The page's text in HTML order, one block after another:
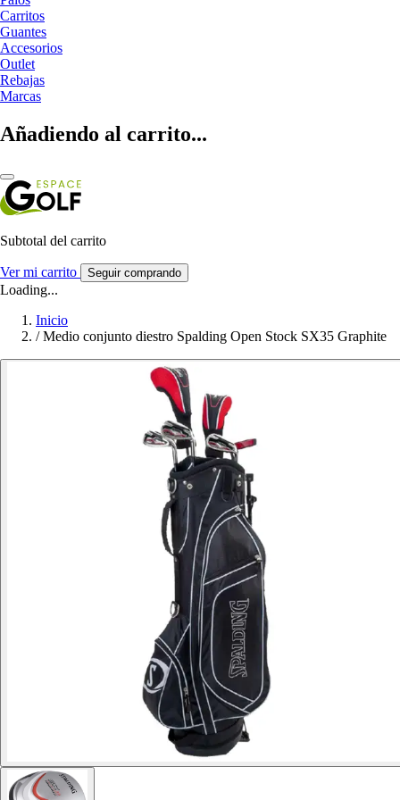
Carritos
Guantes
Accesorios
Outlet
Rebajas
Marcas
Añadiendo al carrito...
Subtotal del carrito
Ver mi carrito Seguir comprando
Loading...
Inicio
/ Medio conjunto diestro Spalding Open Stock SX35 Graphite